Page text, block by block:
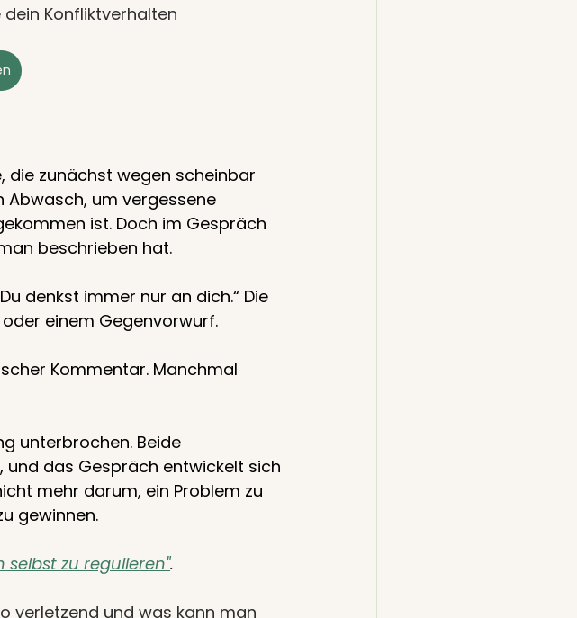
Konfliktverhalten
die zunächst wegen scheinbar
Abwasch, um vergessene
ist. Doch im Gespräch
beschrieben hat.
denkst immer nur an dich.“ Die
einem Gegenvorwurf.
Kommentar. Manchmal
unterbrochen. Beide
das Gespräch entwickelt sich
mehr darum, ein Problem zu
gewinnen.
selbst zu regulieren".
verletzend und was kann man